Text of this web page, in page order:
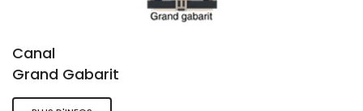
Canal
Grand Gabarit